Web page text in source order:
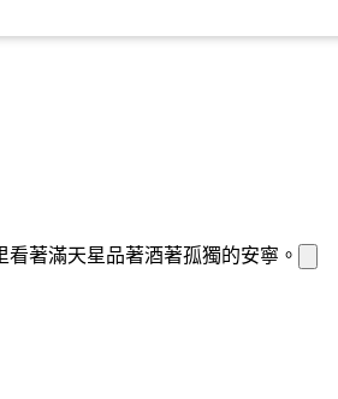
看著滿天星品著酒著孤獨的安寧。